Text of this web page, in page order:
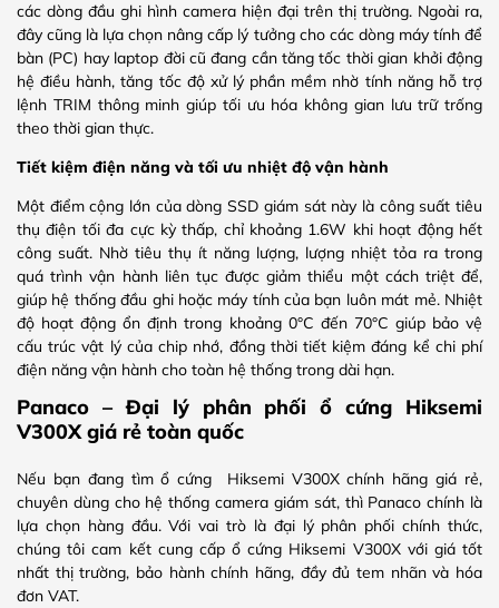
các dòng đầu ghi hình camera hiện đại trên thị trường. Ngoài ra,
đây cũng là lựa chọn nâng cấp lý tưởng cho các dòng máy tính để
bàn (PC) hay laptop đời cũ đang cần tăng tốc thời gian khởi động
hệ điều hành, tăng tốc độ xử lý phần mềm nhờ tính năng hỗ trợ
lệnh TRIM thông minh giúp tối ưu hóa không gian lưu trữ trống
theo thời gian thực.
Tiết kiệm điện năng và tối ưu nhiệt độ vận hành
Một điểm cộng lớn của dòng SSD giám sát này là công suất tiêu
thụ điện tối đa cực kỳ thấp, chỉ khoảng 1.6W khi hoạt động hết
công suất. Nhờ tiêu thụ ít năng lượng, lượng nhiệt tỏa ra trong
quá trình vận hành liên tục được giảm thiểu một cách triệt để,
giúp hệ thống đầu ghi hoặc máy tính của bạn luôn mát mẻ. Nhiệt
độ hoạt động ổn định trong khoảng 0°C đến 70°C giúp bảo vệ
cấu trúc vật lý của chip nhớ, đồng thời tiết kiệm đáng kể chi phí
điện năng vận hành cho toàn hệ thống trong dài hạn.
Panaco – Đại lý phân phối ổ cứng Hiksemi
V300X giá rẻ toàn quốc
Nếu bạn đang tìm ổ cứng Hiksemi V300X chính hãng giá rẻ,
chuyên dùng cho hệ thống camera giám sát, thì Panaco chính là
lựa chọn hàng đầu. Với vai trò là đại lý phân phối chính thức,
chúng tôi cam kết cung cấp ổ cứng Hiksemi V300X với giá tốt
nhất thị trường, bảo hành chính hãng, đầy đủ tem nhãn và hóa
đơn VAT.